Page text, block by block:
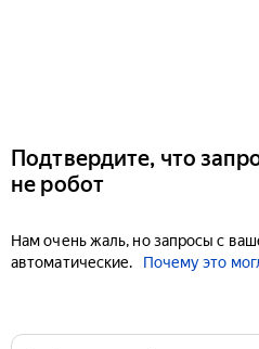
Подтвердите, что
не робот
Нам очень жаль, но запросы с
автоматические.
Почему это